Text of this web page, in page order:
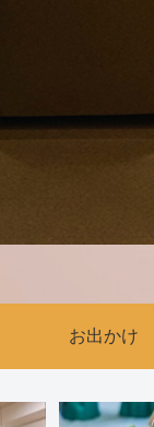
お出かけ